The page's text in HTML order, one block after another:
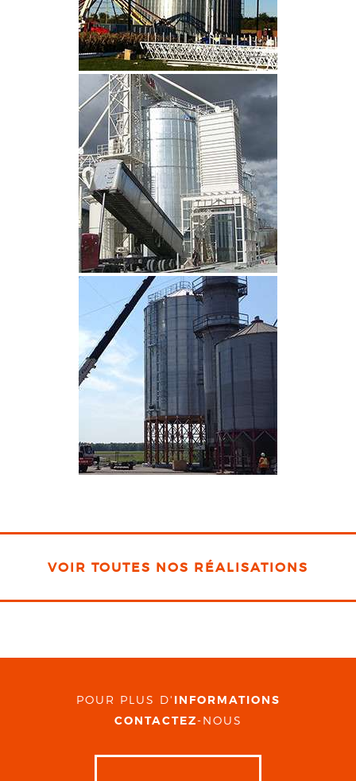
CLIQUEZ POUR AGRANDIR
CLIQUEZ POUR AGRANDIR
VOIR TOUTES NOS RÉALISATIONS
POUR PLUS D' INFORMATIONS
CONTACTEZ-NOUS